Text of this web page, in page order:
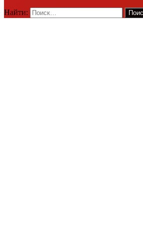
Найти: